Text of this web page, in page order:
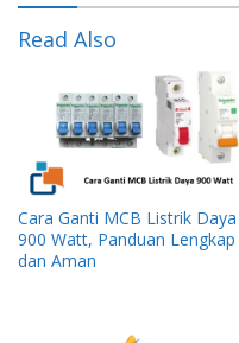
Read Also
Cara Ganti MCB Listrik Daya
900 Watt, Panduan Lengkap
dan Aman